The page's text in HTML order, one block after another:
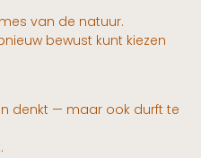
van de natuur.
bewust kunt kiezen
denkt — maar ook durft te